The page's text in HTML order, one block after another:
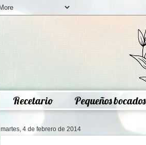
Recetario Pequeños bocados
martes, 4 de febrero de 2014